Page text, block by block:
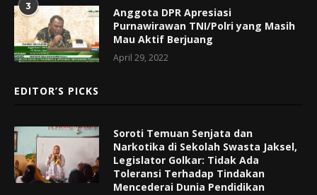
3
Anggota DPR Apresiasi
Purnawirawan TNI/Polri yang Masih
Mau Aktif Berjuang
April 29, 2022
EDITOR’S PICKS
Soroti Temuan Senjata dan
Narkotika di Sekolah Swasta Jaksel,
Legislator Golkar: Tidak Ada
Toleransi Terhadap Tindakan
Mencederai Dunia Pendidikan